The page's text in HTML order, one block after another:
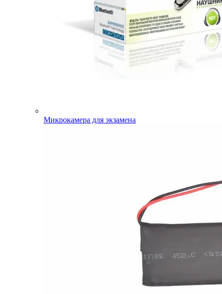
Микрокамера для экзамена